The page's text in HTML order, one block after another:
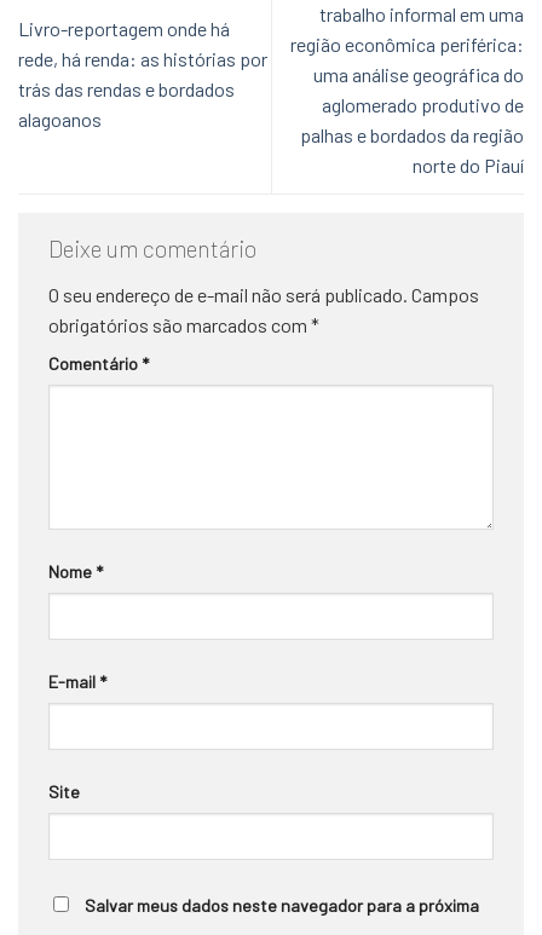
Livro-reportagem onde há
rede, há renda: as histórias por
trás das rendas e bordados
alagoanos
trabalho informal em uma
região econômica periférica:
uma análise geográfica do
aglomerado produtivo de
palhas e bordados da região
norte do Piauí
Deixe um comentário
O seu endereço de e-mail não será publicado. Campos
obrigatórios são marcados com *
Comentário *
Nome *
E-mail *
Site
Salvar meus dados neste navegador para a próxima